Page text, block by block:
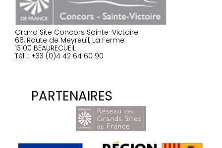
Grand Site Concors Sainte-Victoire
66, Route de Meyreuil, La Ferme
13100 BEAURECUEIL
Tél. : +33 (0)4 42 64 60 90
PARTENAIRES